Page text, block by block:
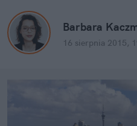
Barbara
16 sierpnia 2015,